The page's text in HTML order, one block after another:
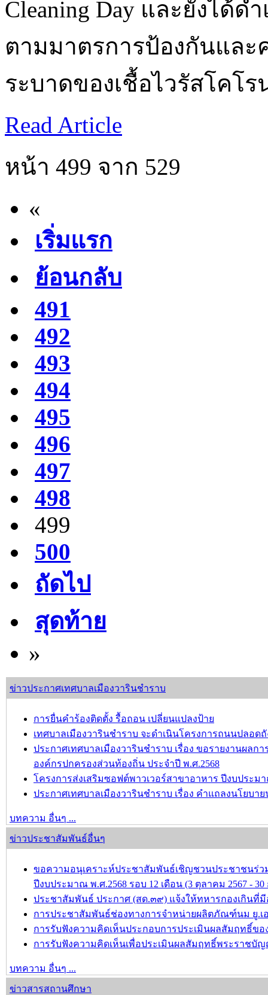
Cleaning Day และยังได้
ตามมาตรการป้องกันและ
ระบาดของเชื้อไวรัสโคโร
Read Article
หน้า 499 จาก 529
«
เริ่มแรก
ย้อนกลับ
491
492
493
494
495
496
497
498
499
500
ถัดไป
สุดท้าย
»
ข่าวประกาศเทศบาลเมืองวารินชำราบ
การยื่นคำร้องติดตั้ง รื้อถอน เปลี่ยนแปลงป้าย
เทศบาลเมืองวารินชำราบ จะดำเนินโครงการถนนปลอด
ประกาศเทศบาลเมืองวารินชำราบ เรื่อง ขอรายงานผ
องค์กรปกครองส่วนท้องถิ่น ประจำปี พ.ศ.2568
โครงการส่งเสริมซอฟต์พาวเวอร์สาขาอาหาร ปีงบประ
ประกาศเทศบาลเมืองวารินชำราบ เรื่อง คำแถลงนโยบา
บทความ อื่นๆ ...
ข่าวประชาสัมพันธ์อื่นๆ
ขอความอนุเคราะห์ประชาสัมพันธ์เชิญชวนประชาชนร่ว
ปีงบประมาณ พ.ศ.2568 รอบ 12 เดือน (3 ตุลาคม 2567 -
ประชาสัมพันธ์ ประกาศ (สด.๓๙) แจ้งให้ทหารกองเกินที่มี
การประชาสัมพันธ์ช่องทางการจำหน่ายผลิตภัณฑ์นม ยู.เ
การรับฟังความคิดเห็นประกอบการประเมินผลสัมฤทธิ์ข
การรับฟังความคิดเห็นเพื่อประเมินผลสัมฤทธิ์พระราชบัญ
บทความ อื่นๆ ...
ข่าวสารสถานศึกษา